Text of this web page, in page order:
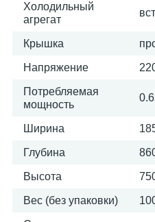
Холодильный
агрегат
Крышка
Напряжение
Потребляемая
мощность
Ширина
Глубина
Высота
Вес (без упаковки)